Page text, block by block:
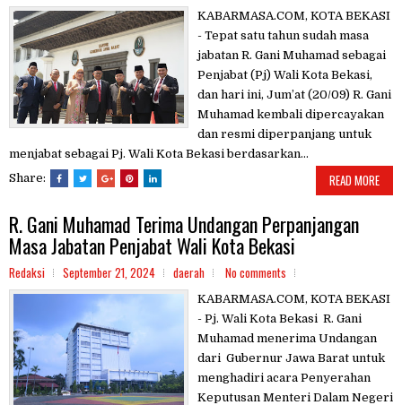
KABARMASA.COM, KOTA BEKASI
- Tepat satu tahun sudah masa
jabatan R. Gani Muhamad sebagai
Penjabat (Pj) Wali Kota Bekasi,
dan hari ini, Jum’at (20/09) R. Gani
Muhamad kembali dipercayakan
dan resmi diperpanjang untuk
menjabat sebagai Pj. Wali Kota Bekasi berdasarkan...
Share:
READ MORE
R. Gani Muhamad Terima Undangan Perpanjangan
Masa Jabatan Penjabat Wali Kota Bekasi
Redaksi September 21, 2024 daerah No comments
KABARMASA.COM, KOTA BEKASI
- Pj. Wali Kota Bekasi R. Gani
Muhamad menerima Undangan
dari Gubernur Jawa Barat untuk
menghadiri acara Penyerahan
Keputusan Menteri Dalam Negeri